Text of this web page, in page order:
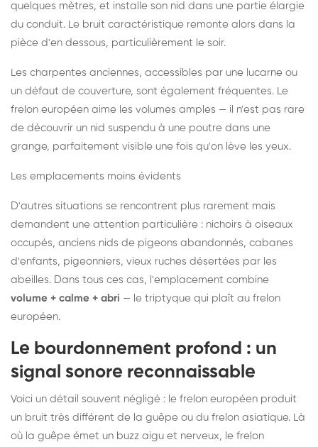
quelques mètres, et installe son nid dans une partie élargie
du conduit. Le bruit caractéristique remonte alors dans la
pièce d'en dessous, particulièrement le soir.
Les charpentes anciennes, accessibles par une lucarne ou
un défaut de couverture, sont également fréquentes. Le
frelon européen aime les volumes amples — il n'est pas rare
de découvrir un nid suspendu à une poutre dans une
grange, parfaitement visible une fois qu'on lève les yeux.
Les emplacements moins évidents
D'autres situations se rencontrent plus rarement mais
demandent une attention particulière : nichoirs à oiseaux
occupés, anciens nids de pigeons abandonnés, cabanes
d'enfants, pigeonniers, vieux ruches désertées par les
abeilles. Dans tous ces cas, l'emplacement combine
volume + calme + abri — le triptyque qui plaît au frelon
européen.
Le bourdonnement profond : un
signal sonore reconnaissable
Voici un détail souvent négligé : le frelon européen produit
un bruit très différent de la guêpe ou du frelon asiatique. Là
où la guêpe émet un buzz aigu et nerveux, le frelon